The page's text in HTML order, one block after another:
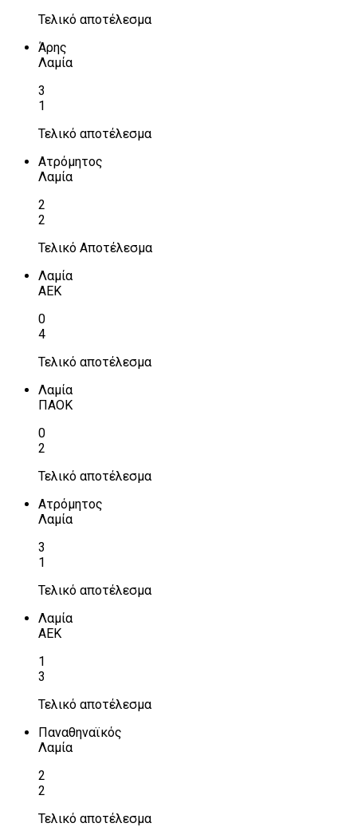
Τελικό αποτέλεσμα
Άρης
Λαμία
3
1
Τελικό αποτέλεσμα
Ατρόμητος
Λαμία
2
2
Τελικό Αποτέλεσμα
Λαμία
ΑΕΚ
0
4
Τελικό αποτέλεσμα
Λαμία
ΠΑΟΚ
0
2
Τελικό αποτέλεσμα
Ατρόμητος
Λαμία
3
1
Τελικό αποτέλεσμα
Λαμία
ΑΕΚ
1
3
Τελικό αποτέλεσμα
Παναθηναϊκός
Λαμία
2
2
Τελικό αποτέλεσμα